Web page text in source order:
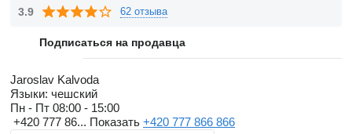
присутствии вашего автомеханика. Составной частью
3.9 62 отзыва
Подписаться на продавца
Jaroslav Kalvoda
Языки: чешский
Пн - Пт 08:00 - 15:00
+420 777 86... Показать +420 777 866 866